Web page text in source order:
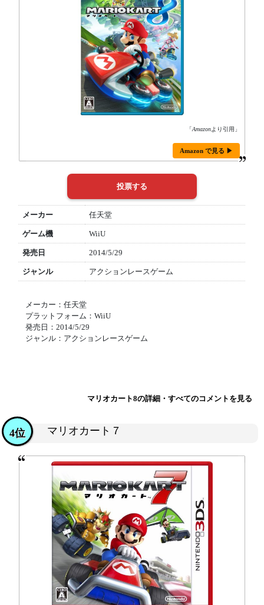
「Amazonより引用」
Amazon で見る ▶
メーカー 任天堂
ゲーム機 WiiU
発売日 2014/5/29
ジャンル アクションレースゲーム
メーカー：任天堂
プラットフォーム：WiiU
発売日：2014/5/29
ジャンル：アクションレースゲーム
マリオカート8の詳細・すべてのコメントを見る
マリオカート７
4位